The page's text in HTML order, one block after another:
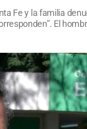
Fe y la familia
El